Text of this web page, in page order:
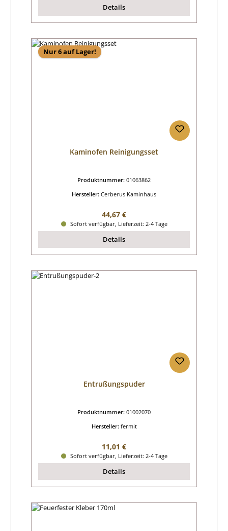
Details
Nur 6 auf Lager!
Kaminofen Reinigungsset
Produktnummer: 01063862
Hersteller: Cerberus Kaminhaus
Regulärer Preis:
44,67 €
Sofort verfügbar, Lieferzeit: 2-4 Tage
Details
Entrußungspuder
Produktnummer: 01002070
Hersteller: fermit
Regulärer Preis:
11,01 €
Sofort verfügbar, Lieferzeit: 2-4 Tage
Details